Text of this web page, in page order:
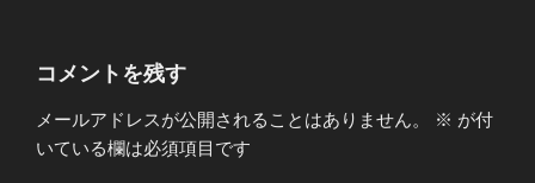
コメントを残す
メールアドレスが公開されることはありません。 ※ が付
いている欄は必須項目です